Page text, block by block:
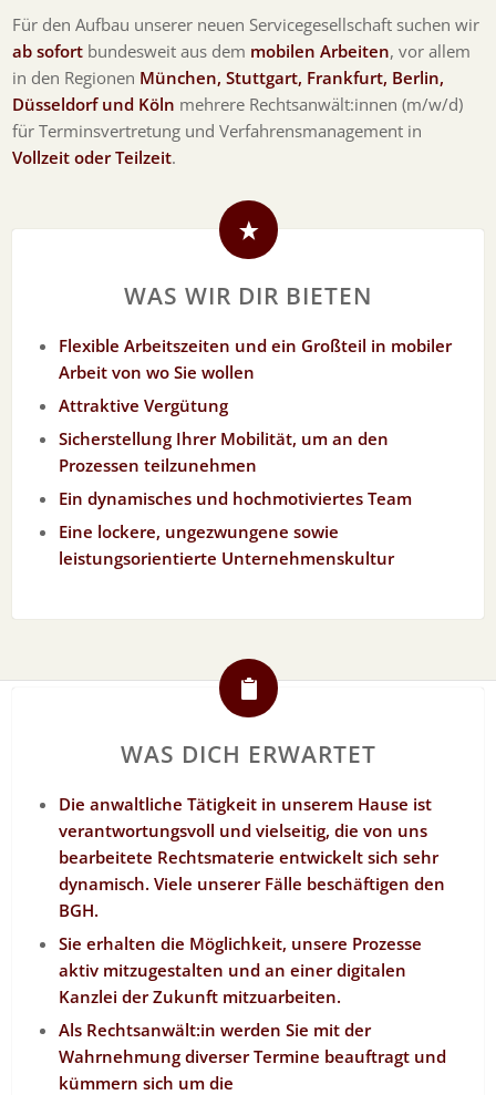
Für den Aufbau unserer neuen Servicegesellschaft suchen wir
ab sofort bundesweit aus dem mobilen Arbeiten, vor allem
in den Regionen München, Stuttgart, Frankfurt, Berlin,
Düsseldorf und Köln mehrere Rechtsanwält:innen (m/w/d)
für Terminsvertretung und Verfahrensmanagement in
Vollzeit oder Teilzeit.
WAS WIR DIR BIETEN
Flexible Arbeitszeiten und ein Großteil in mobiler
Arbeit von wo Sie wollen
Attraktive Vergütung
Sicherstellung Ihrer Mobilität, um an den
Prozessen teilzunehmen
Ein dynamisches und hochmotiviertes Team
Eine lockere, ungezwungene sowie
leistungsorientierte Unternehmenskultur
WAS DICH ERWARTET
Die anwaltliche Tätigkeit in unserem Hause ist
verantwortungsvoll und vielseitig, die von uns
bearbeitete Rechtsmaterie entwickelt sich sehr
dynamisch. Viele unserer Fälle beschäftigen den
BGH.
Sie erhalten die Möglichkeit, unsere Prozesse
aktiv mitzugestalten und an einer digitalen
Kanzlei der Zukunft mitzuarbeiten.
Als Rechtsanwält:in werden Sie mit der
Wahrnehmung diverser Termine beauftragt und
kümmern sich um die